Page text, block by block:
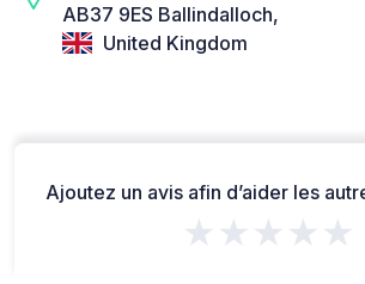
AB37 9ES Ballindalloch,
United Kingdom
Ajoutez un avis afin d’aider les
★★★★★